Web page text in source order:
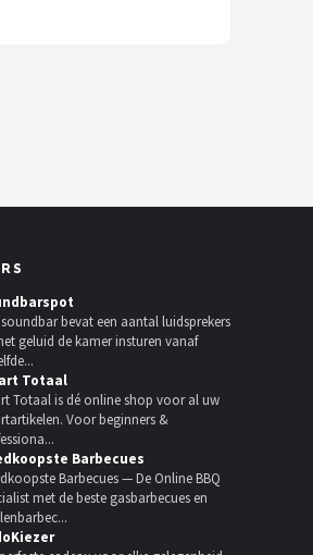
bevat een aantal luidsprekers
geluid de kamer insturen vanaf
Totaal
Totaal is dé online shop voor al uw
Voor beginners &
Barbecues
Barbecues — De Online BBQ
met de beste gasbarbecues en